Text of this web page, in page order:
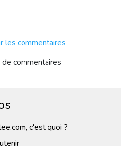
les commentaires
de commentaires
c'est quoi ?